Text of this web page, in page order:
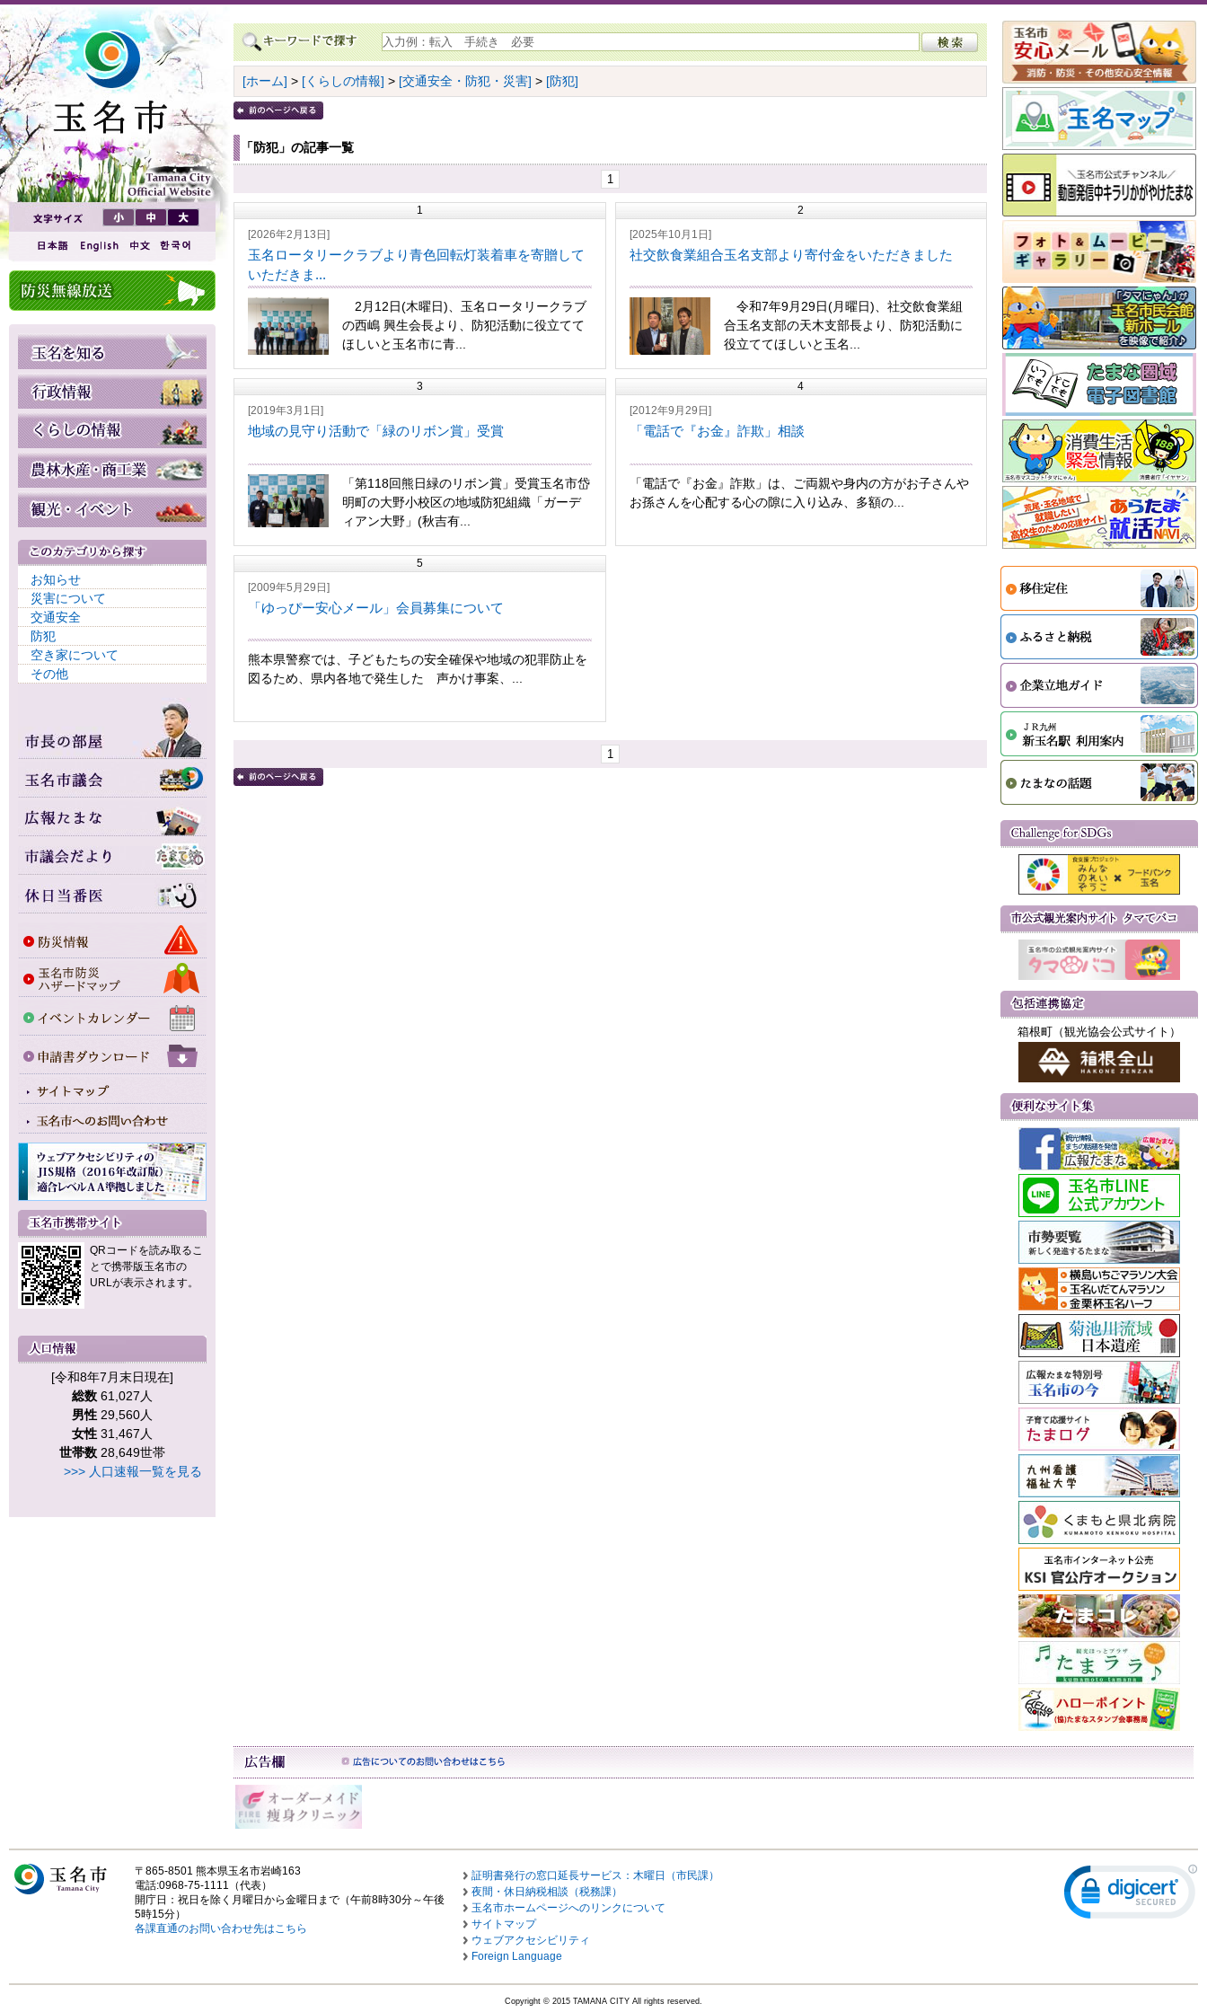
お知らせ
災害について
交通安全
防犯
空き家について
その他
QRコードを読み取るこ
とで携帯版玉名市の
URLが表示されます。
[令和8年7月末日現在]
総数 61,027人
男性 29,560人
女性 31,467人
世帯数 28,649世帯
>>> 人口速報一覧を見る
[ホーム] > [くらしの情報] > [交通安全・防犯・災害] > [防犯]
「防犯」の記事一覧
1
1
[2026年2月13日]
玉名ロータリークラブより青色回転灯装着車を寄贈して
いただきま...
2月12日(木曜日)、玉名ロータリークラブ
の西嶋 興生会長より、防犯活動に役立てて
ほしいと玉名市に青...
2
[2025年10月1日]
社交飲食業組合玉名支部より寄付金をいただきました
令和7年9月29日(月曜日)、社交飲食業組
合玉名支部の天木支部長より、防犯活動に
役立ててほしいと玉名...
3
[2019年3月1日]
地域の見守り活動で「緑のリボン賞」受賞
「第118回熊日緑のリボン賞」受賞玉名市岱
明町の大野小校区の地域防犯組織「ガーデ
ィアン大野」(秋吉有...
4
[2012年9月29日]
「電話で『お金』詐欺」相談
「電話で『お金』詐欺」は、ご両親や身内の方がお子さんや
お孫さんを心配する心の隙に入り込み、多額の...
5
[2009年5月29日]
「ゆっぴー安心メール」会員募集について
熊本県警察では、子どもたちの安全確保や地域の犯罪防止を
図るため、県内各地で発生した 声かけ事案、...
1
箱根町（観光協会公式サイト）
〒865-8501 熊本県玉名市岩崎163
電話:0968-75-1111（代表）
開庁日：祝日を除く月曜日から金曜日まで（午前8時30分～午後
5時15分）
各課直通のお問い合わせ先はこちら
証明書発行の窓口延長サービス：木曜日（市民課）
夜間・休日納税相談（税務課）
玉名市ホームページへのリンクについて
サイトマップ
ウェブアクセシビリティ
Foreign Language
Copyright © 2015 TAMANA CITY All rights reserved.